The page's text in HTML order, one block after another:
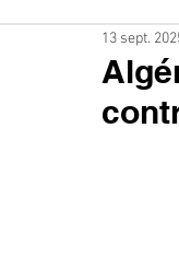
Interviews
13 sept.